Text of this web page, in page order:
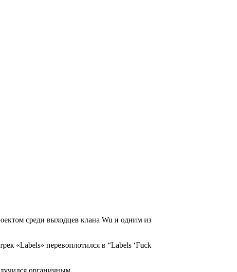
среди выходцев клана Wu и одним из
«Labels» перевоплотился в “Labels ‘Fuck